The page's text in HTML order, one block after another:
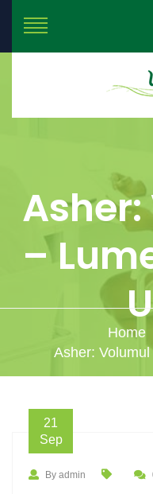
Asher:
–
Home
Asher:
21
Sep
By admin